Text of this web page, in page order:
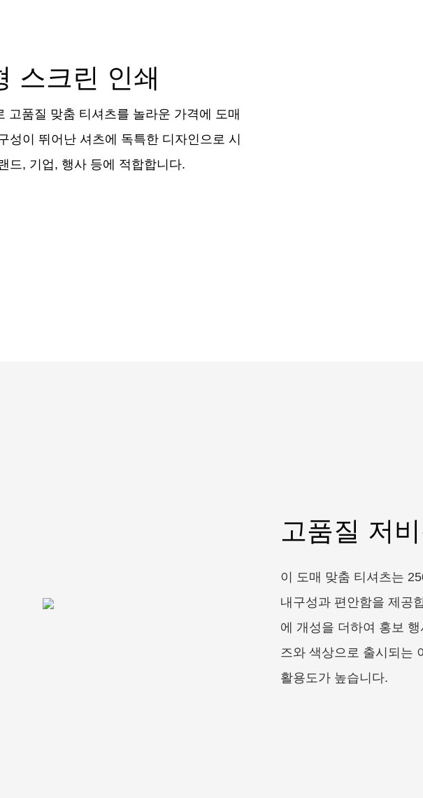
스크린 인쇄
고품질 맞춤 티셔츠를 놀라운 가격에 도매
성이 뛰어난 셔츠에 독특한 디자인으로 시
드, 기업, 행사 등에 적합합니다.
고품질 저
이 도매 맞춤 티셔츠는
내구성과 편안함을 제공
에 개성을 더하여 홍보
즈와 색상으로 출시되는
활용도가 높습니다.